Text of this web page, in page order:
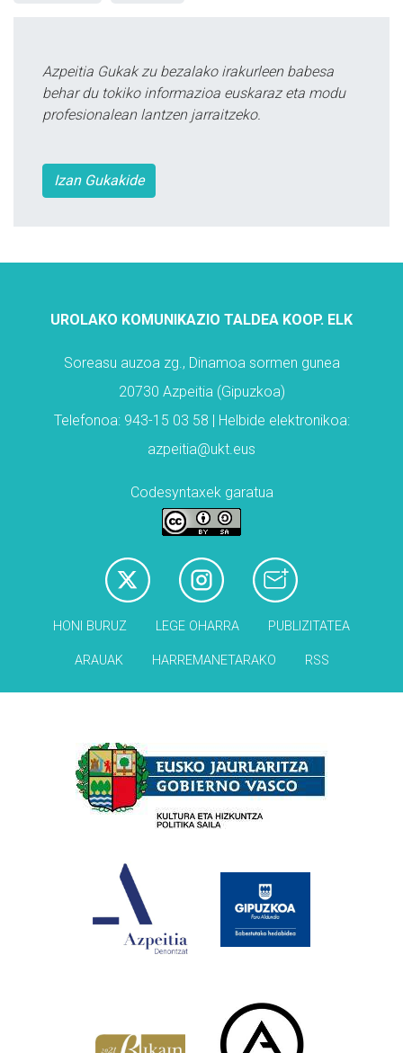
Azpeitia Gukak zu bezalako irakurleen babesa
behar du tokiko informazioa euskaraz eta modu
profesionalean lantzen jarraitzeko.
Izan Gukakide
UROLAKO KOMUNIKAZIO TALDEA KOOP. ELK
Soreasu auzoa zg., Dinamoa sormen gunea
20730 Azpeitia (Gipuzkoa)
Telefonoa: 943-15 03 58 | Helbide elektronikoa:
azpeitia@ukt.eus
Codesyntaxek garatua
HONI BURUZ LEGE OHARRA PUBLIZITATEA
ARAUAK HARREMANETARAKO RSS